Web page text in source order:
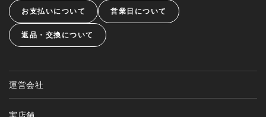
お支払いについて 営業日について
返品・交換について
運営会社
実店舗